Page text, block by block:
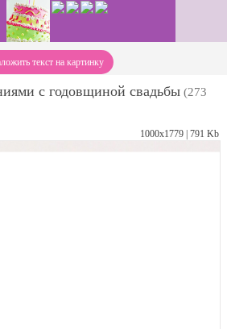
текст на картинку
с годовщиной свадьбы (273
1000х1779 | 791 Kb